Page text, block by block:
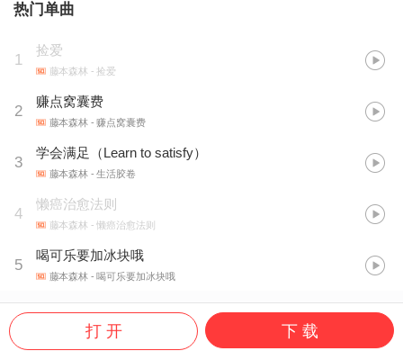
热门单曲
1
捡爱
藤本森林 - 捡爱
2
赚点窝囊费
藤本森林 - 赚点窝囊费
3
学会满足（Learn to satisfy）
藤本森林 - 生活胶卷
4
懒癌治愈法则
藤本森林 - 懒癌治愈法则
5
喝可乐要加冰块哦
藤本森林 - 喝可乐要加冰块哦
打 开 下 载